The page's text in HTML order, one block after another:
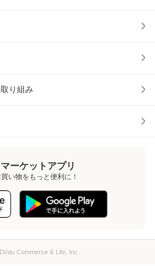
り組み
ーケットアプリ
い物をもっと便利に！
au Commerce & Life, Inc.